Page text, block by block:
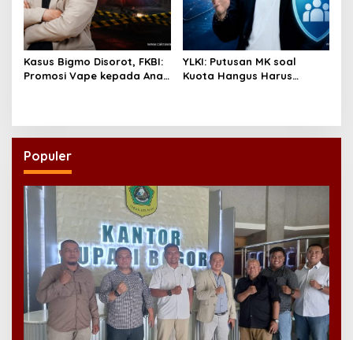
Kasus Bigmo Disorot, FKBI:
Promosi Vape kepada Anak
YLKI: Putusan MK soal
Kuota Hangus Harus
Populer